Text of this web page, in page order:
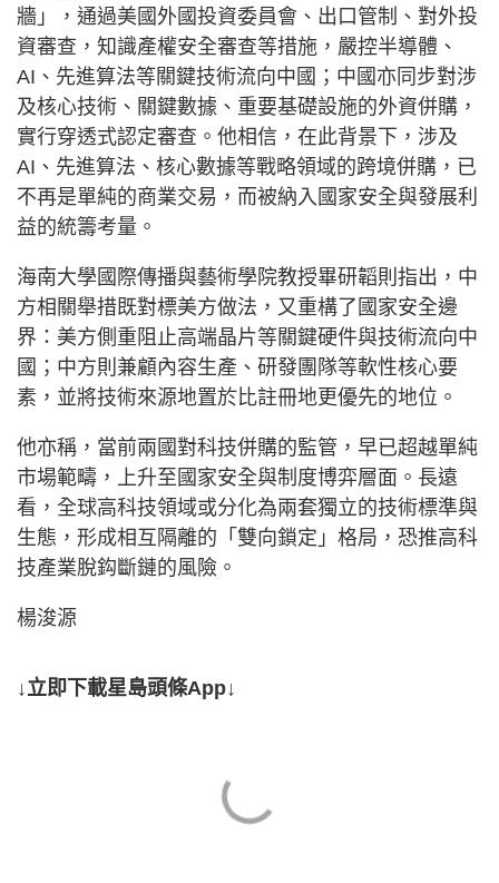
牆」，通過美國外國投資委員會、出口管制、對外投
資審查，知識產權安全審查等措施，嚴控半導體、
AI、先進算法等關鍵技術流向中國；中國亦同步對涉
及核心技術、關鍵數據、重要基礎設施的外資併購，
實行穿透式認定審查。他相信，在此背景下，涉及
AI、先進算法、核心數據等戰略領域的跨境併購，已
不再是單純的商業交易，而被納入國家安全與發展利
益的統籌考量。
海南大學國際傳播與藝術學院教授畢研韜則指出，中
方相關舉措既對標美方做法，又重構了國家安全邊
界：美方側重阻止高端晶片等關鍵硬件與技術流向中
國；中方則兼顧內容生產、研發團隊等軟性核心要
素，並將技術來源地置於比註冊地更優先的地位。
他亦稱，當前兩國對科技併購的監管，早已超越單純
市場範疇，上升至國家安全與制度博弈層面。長遠
看，全球高科技領域或分化為兩套獨立的技術標準與
生態，形成相互隔離的「雙向鎖定」格局，恐推高科
技產業脫鈎斷鏈的風險。
楊浚源
↓立即下載星島頭條App↓